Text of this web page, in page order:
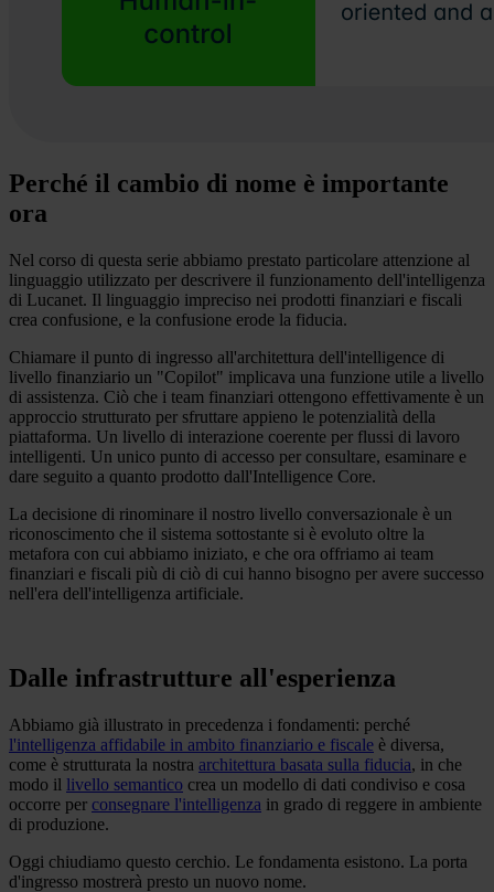
Perché il cambio di nome è importante
ora
Nel corso di questa serie abbiamo prestato particolare attenzione al
linguaggio utilizzato per descrivere il funzionamento dell'intelligenza
di Lucanet. Il linguaggio impreciso nei prodotti finanziari e fiscali
crea confusione, e la confusione erode la fiducia.
Chiamare il punto di ingresso all'architettura dell'intelligence di
livello finanziario un "Copilot" implicava una funzione utile a livello
di assistenza. Ciò che i team finanziari ottengono effettivamente è un
approccio strutturato per sfruttare appieno le potenzialità della
piattaforma. Un livello di interazione coerente per flussi di lavoro
intelligenti. Un unico punto di accesso per consultare, esaminare e
dare seguito a quanto prodotto dall'Intelligence Core.
La decisione di rinominare il nostro livello conversazionale è un
riconoscimento che il sistema sottostante si è evoluto oltre la
metafora con cui abbiamo iniziato, e che ora offriamo ai team
finanziari e fiscali più di ciò di cui hanno bisogno per avere successo
nell'era dell'intelligenza artificiale.
Dalle infrastrutture all'esperienza
Abbiamo già illustrato in precedenza i fondamenti: perché
l'intelligenza affidabile in ambito finanziario e fiscale è diversa,
come è strutturata la nostra architettura basata sulla fiducia, in che
modo il livello semantico crea un modello di dati condiviso e cosa
occorre per consegnare l'intelligenza in grado di reggere in ambiente
di produzione.
Oggi chiudiamo questo cerchio. Le fondamenta esistono. La porta
d'ingresso mostrerà presto un nuovo nome.